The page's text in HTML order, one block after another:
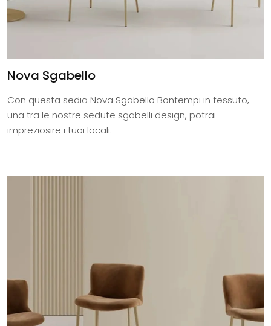
Nova Sgabello
Con questa sedia Nova Sgabello Bontempi in tessuto,
una tra le nostre sedute sgabelli design, potrai
impreziosire i tuoi locali.